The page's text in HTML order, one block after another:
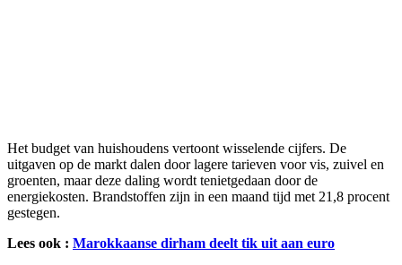
Het budget van huishoudens vertoont wisselende cijfers. De
uitgaven op de markt dalen door lagere tarieven voor vis, zuivel en
groenten, maar deze daling wordt tenietgedaan door de
energiekosten. Brandstoffen zijn in een maand tijd met 21,8 procent
gestegen.
Lees ook : Marokkaanse dirham deelt tik uit aan euro